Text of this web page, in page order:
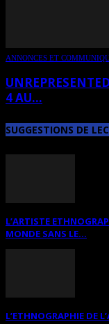
ANNONCES ET
4 AU...
SUGGESTIONS DE
L’ARTISTE
MONDE SANS LE...
L’ETHNOGRAPHIE DE